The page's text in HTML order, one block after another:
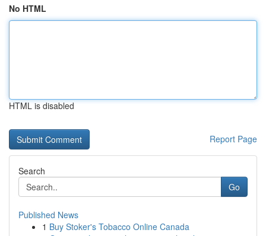
No HTML
HTML is disabled
Report Page
Search
Go
Published News
1 Buy Stoker's Tobacco Online Canada